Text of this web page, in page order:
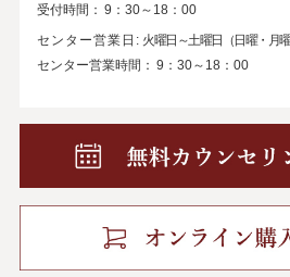
受付時間： 9：30～18：00
センター営業日: 火曜日～土曜日（日曜・月
センター営業時間： 9：30～18：00